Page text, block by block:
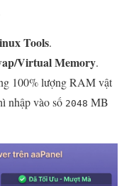
Tools.
Virtual Memory.
100% lượng RAM vật
nhập vào số 2048 MB